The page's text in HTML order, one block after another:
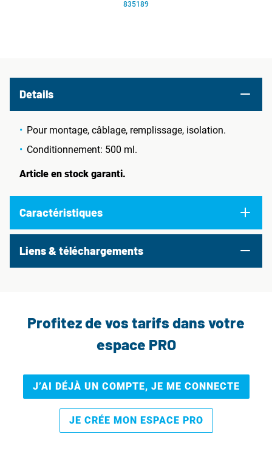
835189
Details
Pour montage, câblage, remplissage, isolation.
Conditionnement: 500 ml.
Article en stock garanti.
Caractéristiques
Liens & téléchargements
Profitez de vos tarifs dans votre
espace PRO
J’AI DÉJÀ UN COMPTE, JE ME CONNECTE
JE CRÉE MON ESPACE PRO